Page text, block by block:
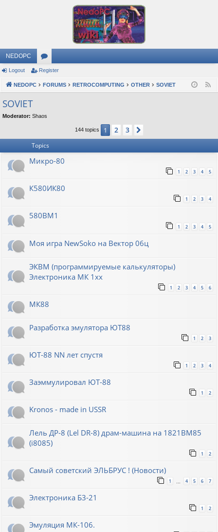
NEDOPC
or
u
s
Logout Register
NEDOPC FORUMS RETROCOMPUTING OTHER SOVIET
SOVIET
Moderator: Shaos
144 topics 1 2 3
Topics
Микро-80
1 2 3 4 5
К580ИК80
1 2 3 4
580ВМ1
1 2 3 4 5
Моя игра NewSoko на Вектор 06ц
ЭКВМ (программируемые калькуляторы)
Электроника МК 1хх
1 2 3 4 5 6
МК88
Разработка эмулятора ЮТ88
1 2 3
ЮТ-88 NN лет спустя
1 2 3 4
Заэммулировал ЮТ-88
1 2
Kronos - made in USSR
Лель ДР-8 (Lel DR-8) драм-машина на 1821ВМ85
(i8085)
1 2
Самый советский ЭЛЬБРУС ! (Новости)
1 … 4 5 6 7
Электроника Б3-21
1 2
Эмуляция МК-106.